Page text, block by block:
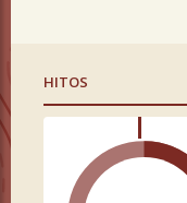
HITOS